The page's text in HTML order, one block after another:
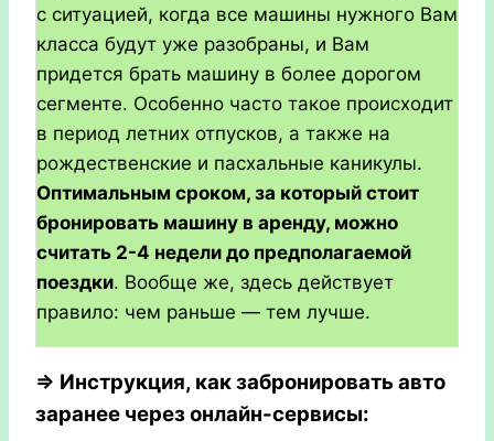
с ситуацией, когда все машины нужного Вам
класса будут уже разобраны, и Вам
придется брать машину в более дорогом
сегменте. Особенно часто такое происходит
в период летних отпусков, а также на
рождественские и пасхальные каникулы.
Оптимальным сроком, за который стоит
бронировать машину в аренду, можно
считать 2-4 недели до предполагаемой
поездки. Вообще же, здесь действует
правило: чем раньше — тем лучше.
⇒ Инструкция, как забронировать авто
заранее через онлайн-сервисы: